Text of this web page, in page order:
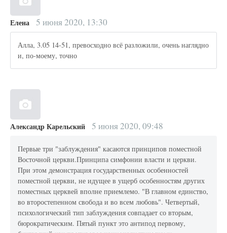
Елена 5 июня 2020, 13:30
Алла, 3.05 14-51, превосходно всё разложили, очень наглядно
и, по-моему, точно
Александр Карельский 5 июня 2020, 09:48
Первые три "заблуждения" касаются принципов поместной
Восточной церкви.Принципа симфонии власти и церкви.
При этом демонстрация государственных особенностей
поместной церкви, не идущее в ущерб особенностям других
поместных церквей вполне приемлемо. "В главном единство,
во второстепенном свобода и во всем любовь". Четвертый,
психологический тип заблуждения совпадает со вторым,
бюрократическим. Пятый пункт это антипод первому,